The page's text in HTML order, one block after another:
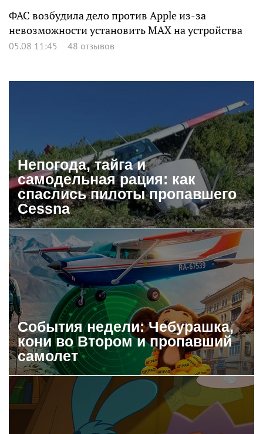
ФАС возбудила дело против Apple из-за
невозможности установить MAX на устройства
05.08 11:45 48 отзывов
Непогода, тайга и
самодельная рация: как
спаслись пилоты пропавшего
Cessna
События недели: Чебурашка,
кони во Втором и пропавший
самолет